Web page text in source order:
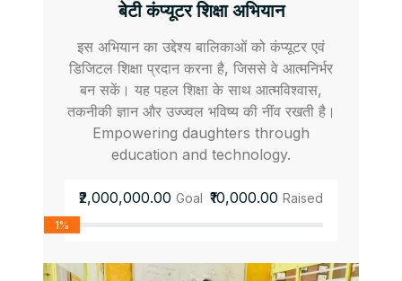
बेटी कंप्यूटर शिक्षा अभियान
इस अभियान का उद्देश्य बालिकाओं को कंप्यूटर एवं
डिजिटल शिक्षा प्रदान करना है, जिससे वे आत्मनिर्भर
बन सकें। यह पहल शिक्षा के साथ आत्मविश्वास,
तकनीकी ज्ञान और उज्ज्वल भविष्य की नींव रखती है।
Empowering daughters through
education and technology.
₹2,000,000.00 Goal ₹10,000.00 Raised
1%